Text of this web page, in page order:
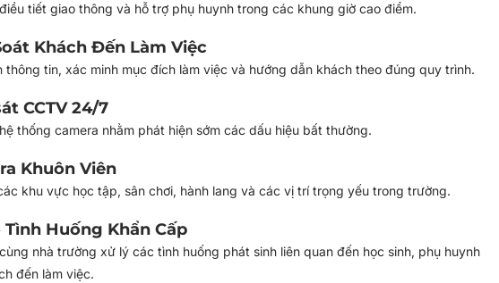
tiết giao thông và hỗ trợ phụ huynh trong các khung giờ cao điểm.
Khách Đến Làm Việc
thông tin, xác minh mục đích làm việc và hướng dẫn khách theo đúng quy trình.
CCTV 24/7
thống camera nhằm phát hiện sớm các dấu hiệu bất thường.
Khuôn Viên
khu vực học tập, sân chơi, hành lang và các vị trí trọng yếu trong trường.
Tình Huống Khẩn Cấp
nhà trường xử lý các tình huống phát sinh liên quan đến học sinh, phụ huynh
đến làm việc.